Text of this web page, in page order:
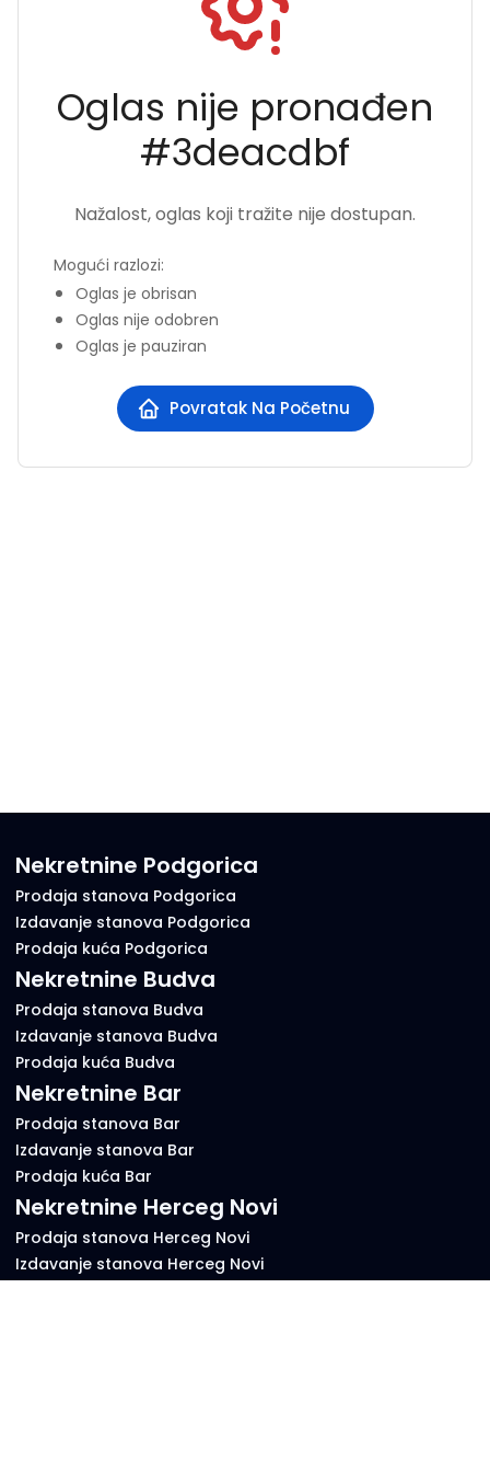
Oglas nije pronađen
#3deacdbf
Nažalost, oglas koji tražite nije dostupan.
Mogući razlozi:
Oglas je obrisan
Oglas nije odobren
Oglas je pauziran
Povratak Na Početnu
Nekretnine Podgorica
Prodaja stanova Podgorica
Izdavanje stanova Podgorica
Prodaja kuća Podgorica
Nekretnine Budva
Prodaja stanova Budva
Izdavanje stanova Budva
Prodaja kuća Budva
Nekretnine Bar
Prodaja stanova Bar
Izdavanje stanova Bar
Prodaja kuća Bar
Nekretnine Herceg Novi
Prodaja stanova Herceg Novi
Izdavanje stanova Herceg Novi